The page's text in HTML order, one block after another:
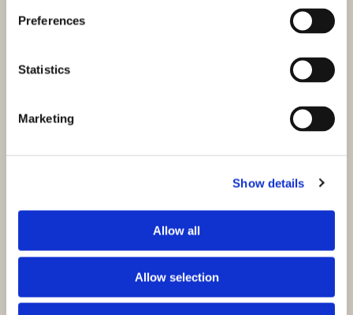
Preferences
Statistics
Marketing
Show details
Allow all
Allow selection